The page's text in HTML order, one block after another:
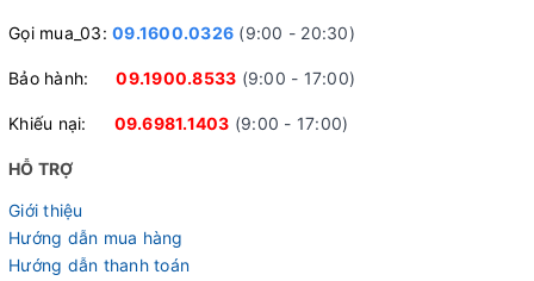
Gọi mua_03: 09.1600.0326 (9:00 - 20:30)
Bảo hành:09.1900.8533 (9:00 - 17:00)
Khiếu nại: 09.6981.1403 (9:00 - 17:00)
HỖ TRỢ
Giới thiệu
Hướng dẫn mua hàng
Hướng dẫn thanh toán